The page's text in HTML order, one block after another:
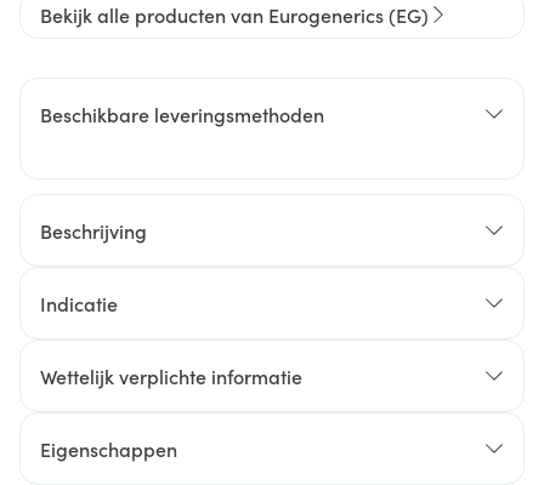
Bekijk alle producten van Eurogenerics (EG)
Beschikbare leveringsmethoden
Beschrijving
Indicatie
Wettelijk verplichte informatie
Eigenschappen